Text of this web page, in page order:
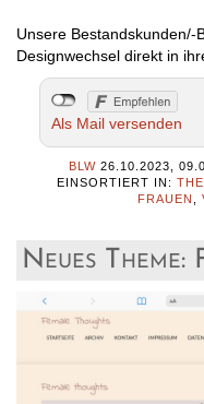
Unsere Bestandskunden/-
Designwechsel direkt in
Als Mail versenden
BLW 26.10.2023,
EINSORTIERT IN:
FRAUEN
Neues